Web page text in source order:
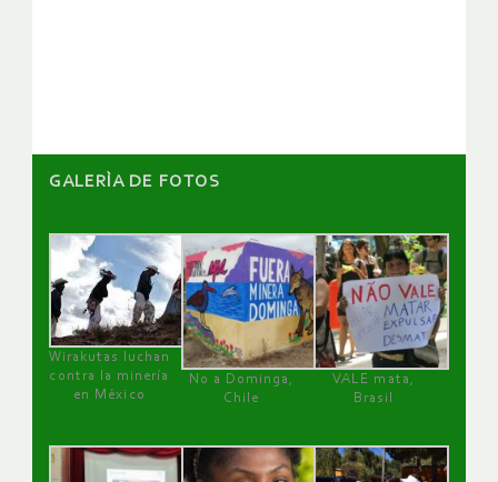
GALERÌA DE FOTOS
Wirakutas luchan
contra la minería
en México
No a Dominga,
Chile
VALE mata,
Brasil